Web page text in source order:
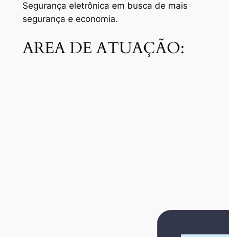
Segurança eletrônica em busca de mais
segurança e economia.
AREA DE ATUAÇÃO: